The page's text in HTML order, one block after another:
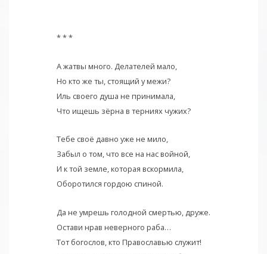
* * *
А жатвы много. Делателей мало,
Но кто же ты, стоящий у межи?
Иль своего душа не принимала,
Что ищешь зёрна в терниях чужих?
Тебе своё давно уже не мило,
Забыл о том, что все на нас войной,
И к той земле, которая вскормила,
Оборотился гордою спиной.
Да не умрешь голодной смертью, друже.
Остави нрав неверного раба…
Тот богослов, кто Православью служит!